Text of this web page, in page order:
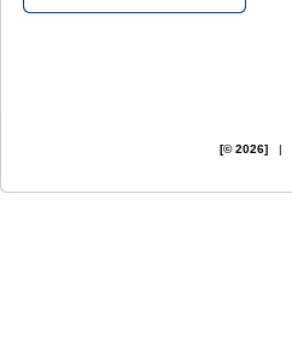
[© 2026] |